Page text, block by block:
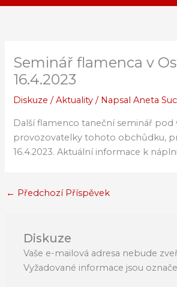
Seminář flamenca v
16.4.2023
Diskuze /Aktuality / NapsalAneta
Další flamenco taneční seminář pod
provozovatelky tohoto obchůdku,
16.4.2023. Aktuální informace k
← Předchozí Příspěvek
Diskuze
Vaše e-mailová adresa nebude
Vyžadované informace jsou